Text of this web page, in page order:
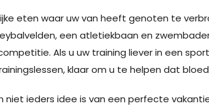
eten waar uw van heeft genoten te
een atletiekbaan en
Als u uw training liever in een
klaar om u te helpen dat
ieders idee is van een perfecte